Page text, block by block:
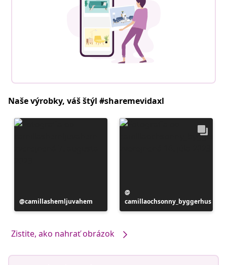
Naše výrobky, váš štýl #sharemevidaxl
Príspevok
zverejnil
camillashemljuvahem
zverejnil
camillaochsonny_byggerhus
Zistite, ako nahrať obrázok